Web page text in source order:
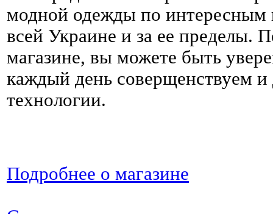
модной одежды по интересным
всей Украине и за ее пределы.
магазине, вы можете быть
каждый день соверщенствуем и
технологии.
Подробнее о магазине